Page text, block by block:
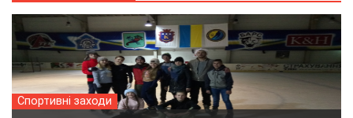
Спортивні заходи